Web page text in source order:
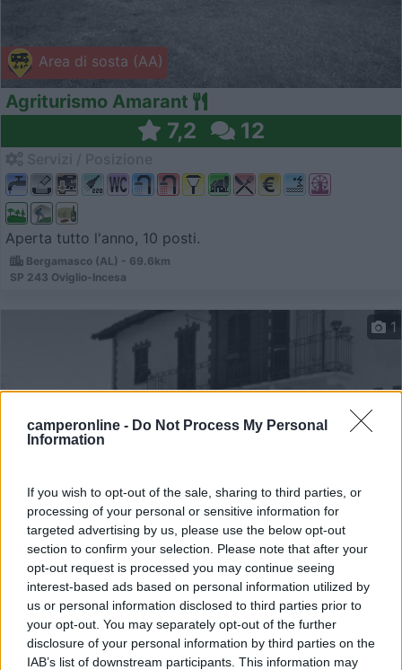
camperonline - Do Not Process My Personal
Information
If you wish to opt-out of the sale, sharing to third parties, or
processing of your personal or sensitive information for
targeted advertising by us, please use the below opt-out
section to confirm your selection. Please note that after your
opt-out request is processed you may continue seeing
interest-based ads based on personal information utilized by
us or personal information disclosed to third parties prior to
your opt-out. You may separately opt-out of the further
disclosure of your personal information by third parties on the
IAB’s list of downstream participants. This information may
Area di sosta (AA)
Agriturismo Amarant
7,2 12
Aperta tutto l'anno, 10 posti.
Bergamasco (AL) - 69.6km
SP 243 Oviglio-Incesa
Area di sosta (AA)
1
Cascina Campora
8,5 2
Servizi / Posizione